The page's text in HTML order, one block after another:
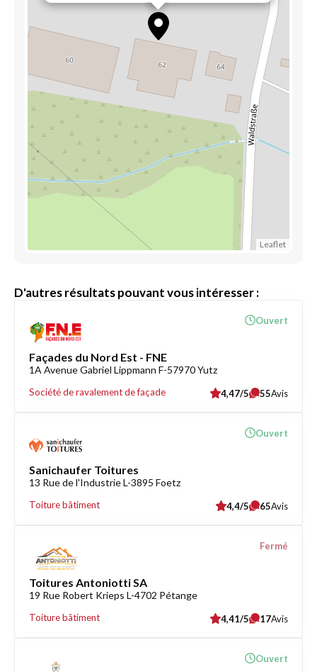
Leaflet
D'autres résultats pouvant vous intéresser :
Façades du Nord Est - FNE
1A Avenue Gabriel Lippmann F-57970 Yutz
Société de ravalement de façade
Ouvert
4,47/5 55Avis
Sanichaufer Toitures
13 Rue de l'Industrie L-3895 Foetz
Toiture bâtiment
Ouvert
4,4/5 65Avis
Toitures Antoniotti SA
19 Rue Robert Krieps L-4702 Pétange
Toiture bâtiment
Fermé
4,41/5 17Avis
Ouvert